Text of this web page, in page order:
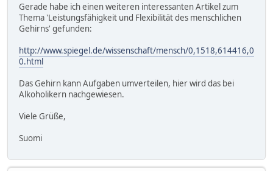
Gerade habe ich einen weiteren interessanten Artikel zum
Thema 'Leistungsfähigkeit und Flexibilität des menschlichen
Gehirns' gefunden:
http://www.spiegel.de/wissenschaft/mensch/0,1518,614416,0
0.html
Das Gehirn kann Aufgaben umverteilen, hier wird das bei
Alkoholikern nachgewiesen.
Viele Grüße,
Suomi